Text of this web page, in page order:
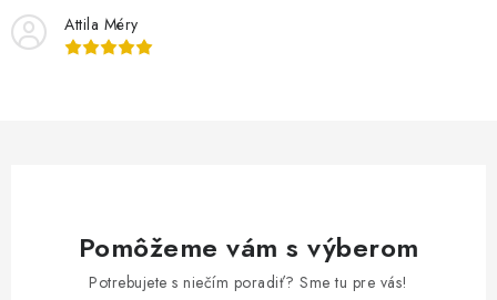
Attila Méry
Pomôžeme vám s výberom
Potrebujete s niečím poradiť? Sme tu pre vás!